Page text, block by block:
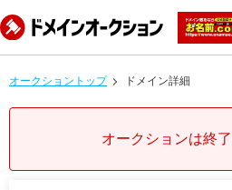
オークショントップ ドメイン詳細
オークションは終了